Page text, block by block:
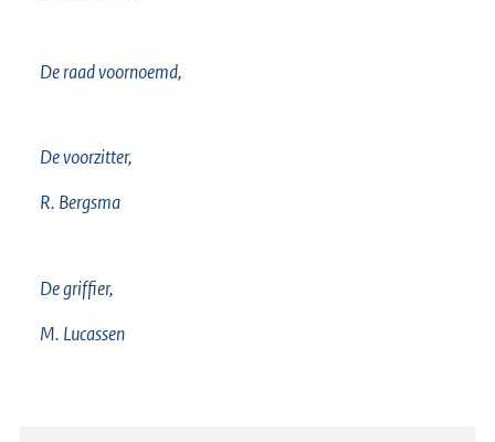
De raad voornoemd,
De voorzitter,
R. Bergsma
De griffier,
M. Lucassen